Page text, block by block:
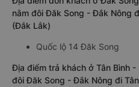
nằm đôi Đăk Song - Đắk Nông
(Đắk Lắk)
Quốc lộ 14 Đăk Song
Địa điểm trả khách ở Tân Bình
đôi Đăk Song - Đắk Nông đi